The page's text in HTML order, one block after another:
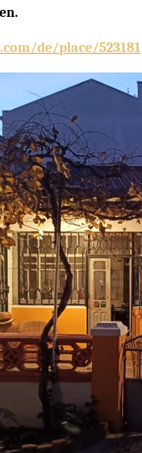
de/place/523181